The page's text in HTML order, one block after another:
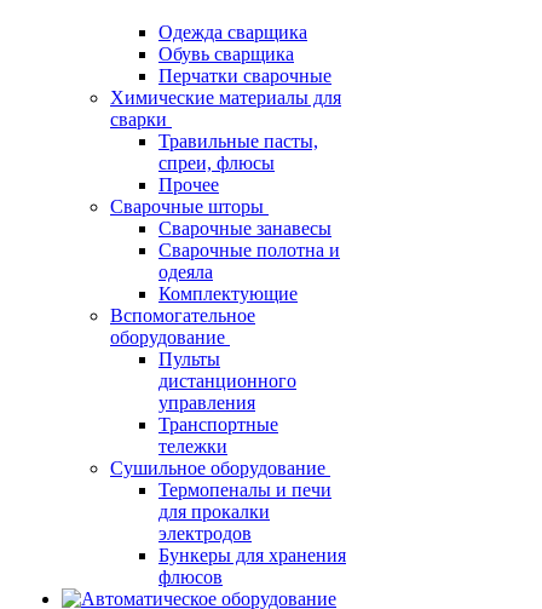
Одежда сварщика
Обувь сварщика
Перчатки сварочные
Химические материалы для
сварки
Травильные пасты,
спреи, флюсы
Прочее
Сварочные шторы
Сварочные занавесы
Сварочные полотна и
одеяла
Комплектующие
Вспомогательное
оборудование
Пульты
дистанционного
управления
Транспортные
тележки
Сушильное оборудование
Термопеналы и печи
для прокалки
электродов
Бункеры для хранения
флюсов